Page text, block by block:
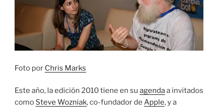
Foto por Chris Marks
Este año, la edición 2010 tiene en su agendaa invitados
como Steve Wozniak, co-fundador de Apple, y a